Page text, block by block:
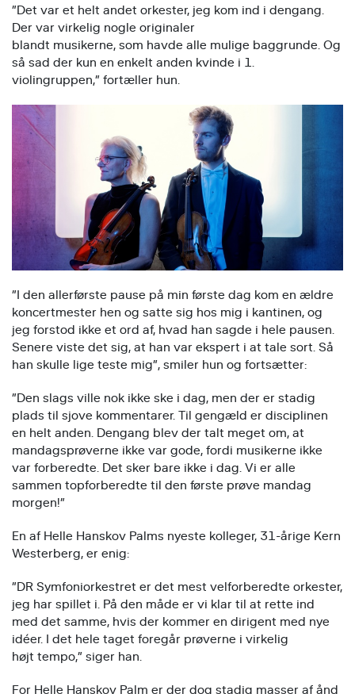
”Det var et helt andet orkester, jeg kom ind i dengang.
Der var virkelig nogle originaler
blandt musikerne, som havde alle mulige baggrunde. Og
så sad der kun en enkelt anden kvinde i 1.
violingruppen,” fortæller hun.
”I den allerførste pause på min første dag kom en ældre
koncertmester hen og satte sig hos mig i kantinen, og
jeg forstod ikke et ord af, hvad han sagde i hele pausen.
Senere viste det sig, at han var ekspert i at tale sort. Så
han skulle lige teste mig”, smiler hun og fortsætter:
”Den slags ville nok ikke ske i dag, men der er stadig
plads til sjove kommentarer. Til gengæld er disciplinen
en helt anden. Dengang blev der talt meget om, at
mandagsprøverne ikke var gode, fordi musikerne ikke
var forberedte. Det sker bare ikke i dag. Vi er alle
sammen topforberedte til den første prøve mandag
morgen!”
En af Helle Hanskov Palms nyeste kolleger, 31-årige Kern
Westerberg, er enig:
”DR Symfoniorkestret er det mest velforberedte orkester,
jeg har spillet i. På den måde er vi klar til at rette ind
med det samme, hvis der kommer en dirigent med nye
idéer. I det hele taget foregår prøverne i virkelig
højt tempo,” siger han.
For Helle Hanskov Palm er der dog stadig masser af ånd